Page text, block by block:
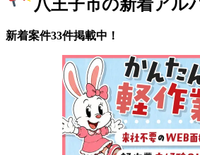
八王子市の新着アル
新着案件33件掲載中！